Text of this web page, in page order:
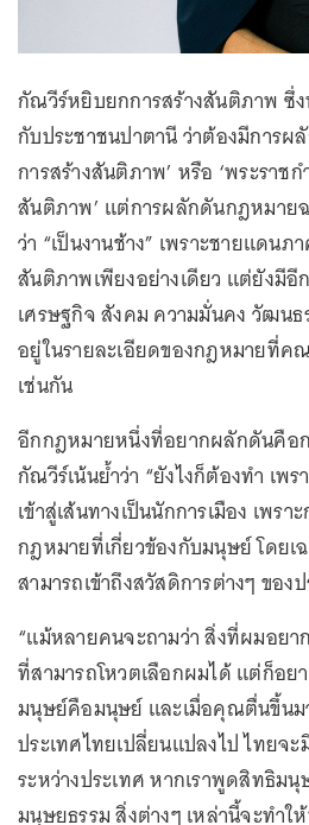
กัณวีร์หยิบยกการสร้างสันติภาพ ซึ่ง
กับประชาชนปาตานี ว่าต้องมีการ
การสร้างสันติภาพ’ หรือ ‘พระราช
สันติภาพ’ แต่การผลักดันกฎหมาย
ว่า “เป็นงานช้าง” เพราะชายแดนภ
สันติภาพเพียงอย่างเดียว แต่ยังมี
เศรษฐกิจ สังคม ความมั่นคง วัฒน
อยู่ในรายละเอียดของกฎหมายที่ค
เช่นกัน
อีกกฎหมายหนึ่งที่อยากผลักดันคือ
กัณวีร์เน้นย้ำว่า “ยังไงก็ต้องทำ เพ
เข้าสู่เส้นทางเป็นนักการเมือง เพร
กฎหมายที่เกี่ยวข้องกับมนุษย์ โดยเ
สามารถเข้าถึงสวัสดิการต่างๆ ของ
“แม้หลายคนจะถามว่า สิ่งที่ผมอย
ที่สามารถโหวตเลือกผมได้ แต่ก็อย
มนุษย์คือมนุษย์ และเมื่อคุณตื่นขึ้นม
ประเทศไทยเปลี่ยนแปลงไป ไทยจ
ระหว่างประเทศ หากเราพูดสิทธิมนุ
มนุษยธรรม สิ่งต่างๆ เหล่านี้จะทำใ